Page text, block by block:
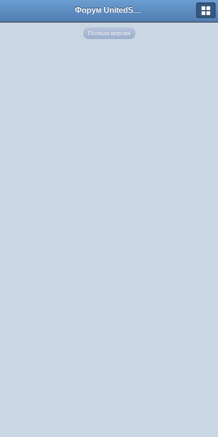
Форум UnitedSouth
Полная версия